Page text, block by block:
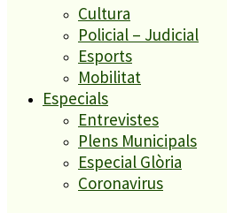
Cultura
Policial – Judicial
Esports
Mobilitat
Especials
Entrevistes
Plens Municipals
Especial Glòria
Coronavirus
l’Associació de Famílies del
molt positivament la
primer pas per dotar els
serveis i recursos bàsics com
A la trobada per la signatura
tractat en quin punt es
dotar el centre de millors
mesos ja es va fer palès